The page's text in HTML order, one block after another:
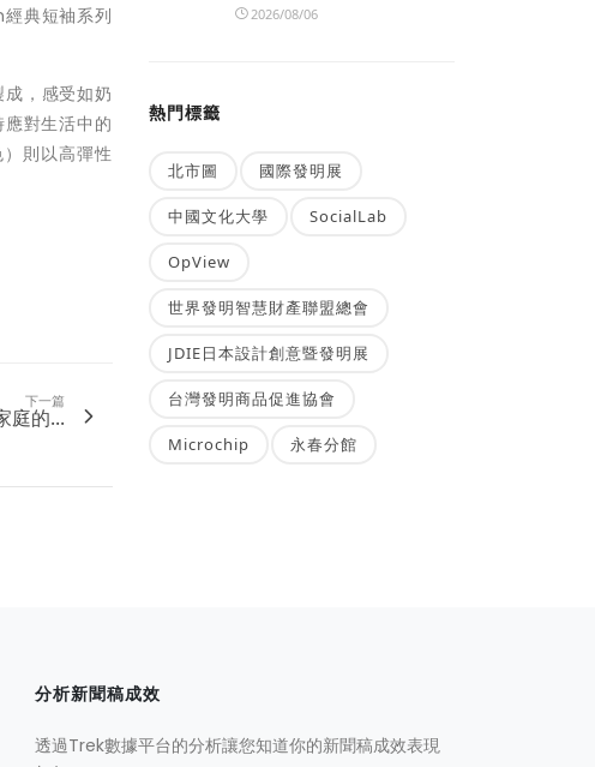
經典短袖系列
，感受如奶
對生活中的
則以高彈性
下一篇
庭的...
2026/08/06
熱門標籤
北市圖 國際發明展
中國文化大學 SocialLab
OpView
世界發明智慧財產聯盟總會
JDIE日本設計創意暨發明展
台灣發明商品促進協會
Microchip 永春分館
分析新聞稿成效
透過Trek數據平台的分析讓您知道你的新聞稿成效表現